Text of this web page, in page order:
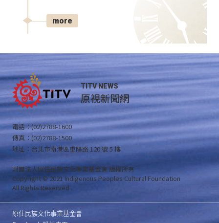
more
TITV NEWS
原視新聞網
電話：(02)2788-1600
傳真：(02)2788-1500
地址：台北市南港區重陽路 120 號 5 樓
財團法人原住民族文化事業基金會 版權所有
Copyright © 2021 Indigenous Peoples Cultural Foundation
All Rights Reserved .
原住民族文化事業基金會